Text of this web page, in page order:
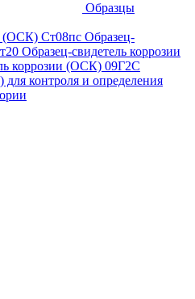
Образцы
(ОСК) Ст08пс Образец-
Образец-свидетель коррозии
коррозии (ОСК) 09Г2С
контроля и определения